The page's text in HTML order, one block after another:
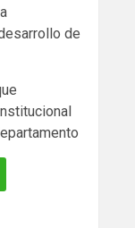
de